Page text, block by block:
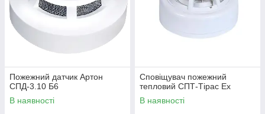
Пожежний датчик Артон
СПД-3.10 Б6
В наявності
Сповіщувач пожежний
тепловий СПТ-Тірас Ех
В наявності